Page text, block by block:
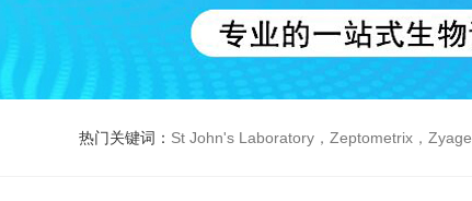
热门关键词： St John's Laboratory，Zeptometrix，Zyagen，Dbiosys ，Fn-Test武